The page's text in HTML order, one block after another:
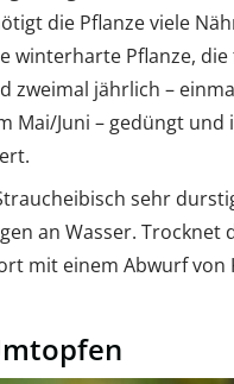
die Pflanze viele
winterharte Pflanze, die
zweimal jährlich –
Mai/Juni – gedüngt und
sehr
an Wasser. Trocknet
mit einem Abwurf von